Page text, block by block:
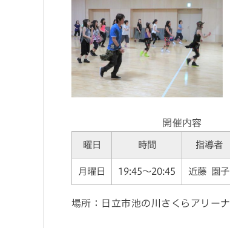
開催内容
曜日 時間 指導者
月曜日 19:45～20:45 近藤 園子
場所：日立市池の川さくらアリーナ